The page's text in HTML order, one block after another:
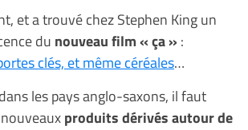
et a trouvé chez Stephen King un
du nouveau film « ça » :
clés, et même céréales…
les pays anglo-saxons, il faut
produits dérivés autour de